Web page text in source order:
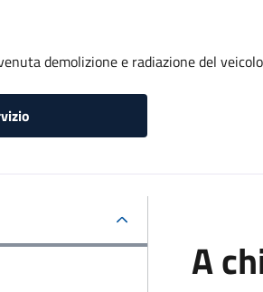
demolizione e radiazione del veicolo
A